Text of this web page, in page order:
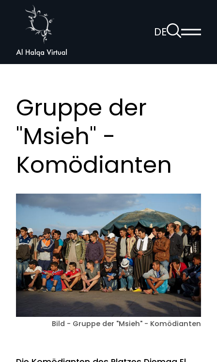
Halqa
DEZur
Suchseite
Gruppe der
"Msieh" -
Komödianten
Bild - Gruppe der "Msieh" - Komödianten